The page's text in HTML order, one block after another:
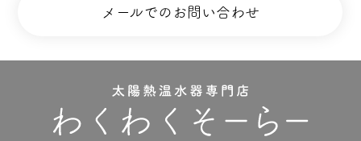
メールでのお問い合わせ